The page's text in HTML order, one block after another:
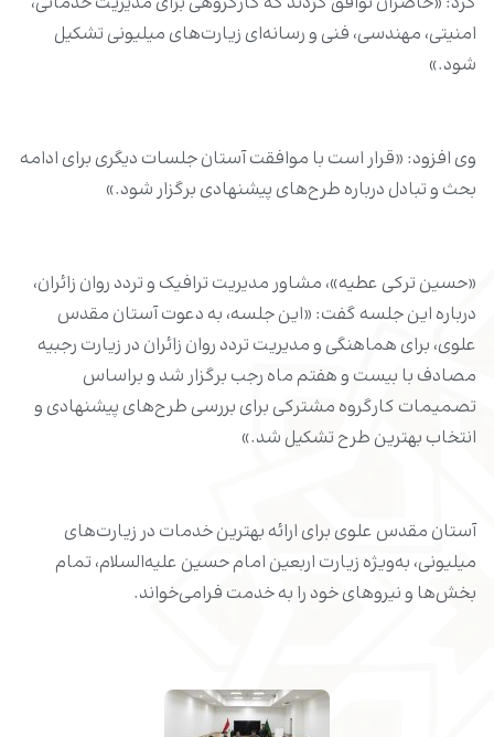
امنیتی، مهندسی، فنی و رسانه‌ای زیارت‌های میلیونی تشکیل
شود.»
وی افزود: «قرار است با موافقت آستان جلسات دیگری برای ادامه
بحث و تبادل درباره طرح‌های پیشنهادی برگزار شود.»
«حسین ترکی عطیه»، مشاور مدیریت ترافیک و تردد روان زائران،
درباره این جلسه گفت: «این جلسه، به دعوت آستان مقدس
علوی، برای هماهنگی و مدیریت تردد روان زائران در زیارت رجبیه
مصادف با بیست و هفتم ماه رجب برگزار شد و براساس
تصمیمات کارگروه مشترکی برای بررسی طرح‌های پیشنهادی و
انتخاب بهترین طرح تشکیل شد.»
آستان مقدس علوی برای ارائه بهترین خدمات در زیارت‌های
میلیونی، به‌ویژه زیارت اربعین امام حسین علیه‌السلام، تمام
بخش‌ها و نیروهای خود را به خدمت فرامی‌خواند.